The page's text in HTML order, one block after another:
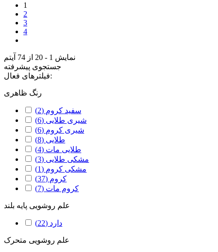
1
2
3
4
نمایش 1 - 20 از 74 آیتم
جستجوی پیشرفته
فیلترهای فعال:
رنگ ظاهری
سفید کروم (2)
شیری طلایی (6)
شیری کروم (6)
طلایی (8)
طلایی مات (4)
مشکی طلایی (3)
مشکی کروم (1)
کروم (37)
کروم مات (7)
علم روشویی پایه بلند
دارد (22)
علم روشویی متحرک